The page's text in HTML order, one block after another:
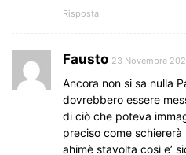
Risposta
Fausto 23 Novembre
Ancora non si sa nulla
dovrebbero essere
di ciò che poteva
preciso come
ahimè stavolta così e’